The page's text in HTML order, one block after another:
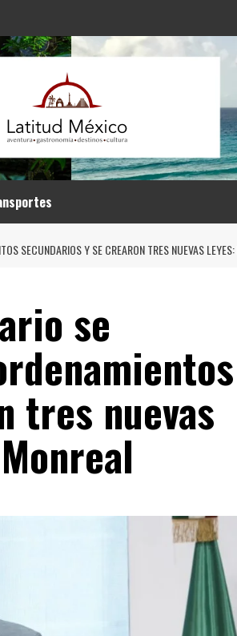
SECUNDARIOS Y SE CREARON TRES NUEVAS
se
tres nuevas